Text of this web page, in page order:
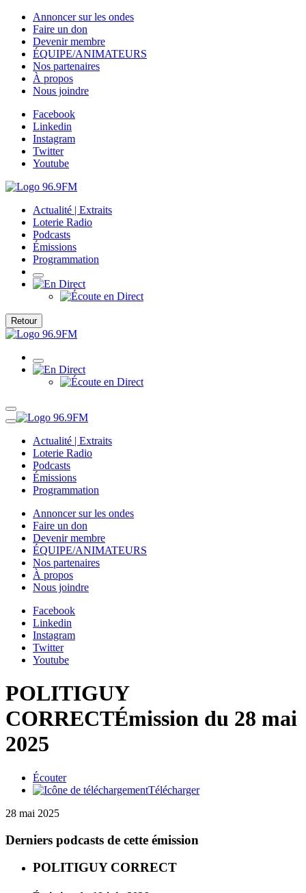
Annoncer sur les ondes
Faire un don
Devenir membre
ÉQUIPE/ANIMATEURS
Nos partenaires
À propos
Nous joindre
Facebook
Linkedin
Instagram
Twitter
Youtube
Actualité | Extraits
Loterie Radio
Podcasts
Émissions
Programmation
Retour
Actualité | Extraits
Loterie Radio
Podcasts
Émissions
Programmation
Annoncer sur les ondes
Faire un don
Devenir membre
ÉQUIPE/ANIMATEURS
Nos partenaires
À propos
Nous joindre
Facebook
Linkedin
Instagram
Twitter
Youtube
POLITIGUY
CORRECTÉmission du 28 mai
2025
Écouter
Télécharger
28 mai 2025
Derniers podcasts de cette émission
POLITIGUY CORRECT